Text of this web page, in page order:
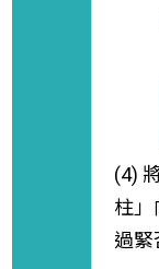
(4)
柱」
過緊